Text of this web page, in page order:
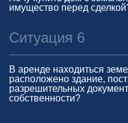
имущество перед
Ситуация 6
В аренде находиться
расположено здание,
разрешительных
собственности?